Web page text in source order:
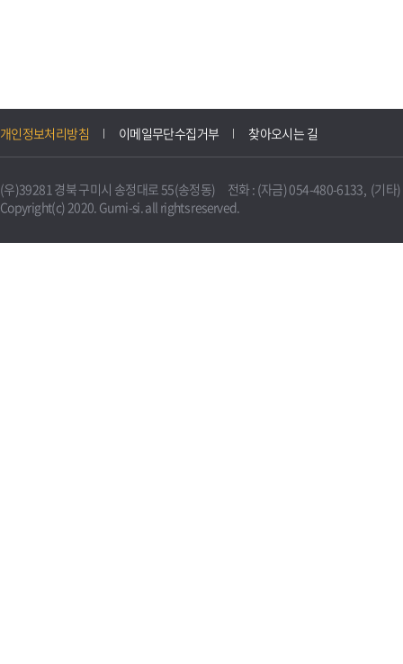
개인정보처리방침 이메일무단수집거부 찾아오시는 길
(우)39281 경북 구미시 송정대로 55(송정동) 전화 : (자금) 054-480-6133, (기타
Copyright(c) 2020. Gumi-si. all rights reserved.